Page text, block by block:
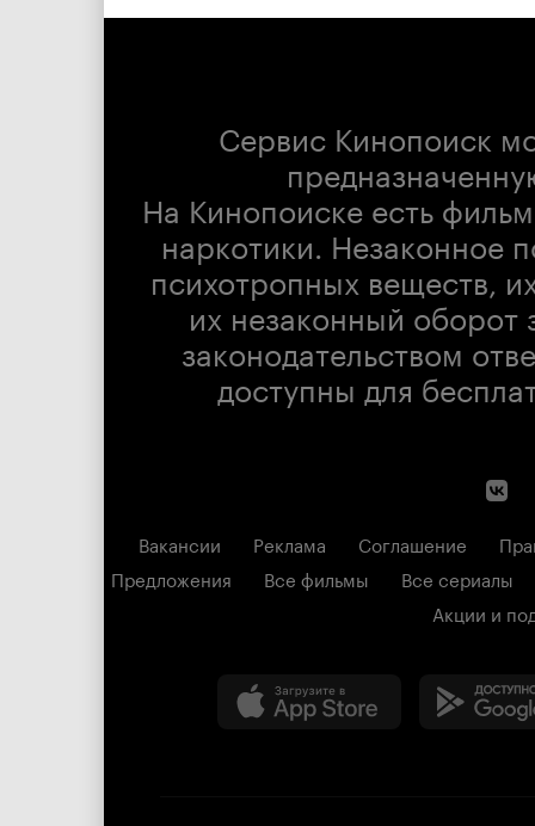
Сервис Кинопоиск
На Кинопоиске есть
наркотики. Незаконное
психотропных веществ,
их незаконный оборот
законодательством
доступны для
Вакансии Реклама Соглашение
Предложения
Все фильмы
Все сериалы
Акции и